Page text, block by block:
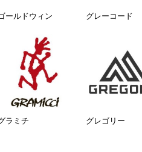
ールドウィン グレーコード
ラミチ グレゴリー